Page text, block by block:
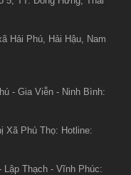
Hải Phú, Hải Hậu, Nam
- Gia Viễn - Ninh Bình:
Xã Phú Thọ: Hotline:
Lập Thạch - Vĩnh Phúc: